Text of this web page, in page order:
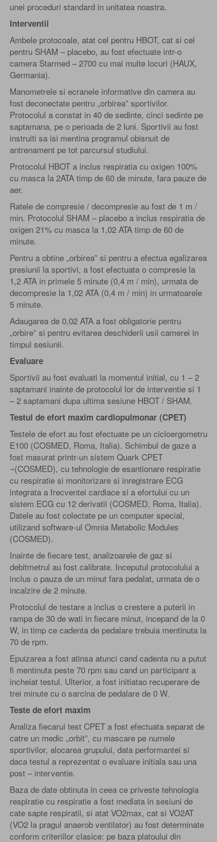
unei proceduri standard in unitatea noastra.
Interventii
Ambele protocoale, atat cel pentru HBOT, cat si cel
pentru SHAM – placebo, au fost efectuate intr-o
camera Starmed – 2700 cu mai multe locuri (HAUX,
Germania).
Manometrele si ecranele informative din camera au
fost deconectate pentru „orbirea” sportivilor.
Protocolul a constat in 40 de sedinte, cinci sedinte pe
saptamana, pe o perioada de 2 luni. Sportivii au fost
instruiti sa isi mentina programul obisnuit de
antrenament pe tot parcursul studiului.
Protocolul HBOT a inclus respiratia cu oxigen 100%
cu masca la 2ATA timp de 60 de minute, fara pauze de
aer.
Ratele de compresie / decompresie au fost de 1 m /
min. Protocolul SHAM – placebo a inclus respiratia de
oxigen 21% cu masca la 1,02 ATA timp de 60 de
minute.
Pentru a obtine „orbirea” si pentru a efectua egalizarea
presiunii la sportivi, a fost efectuata o compresie la
1,2 ATA in primele 5 minute (0,4 m / min), urmata de
decompresie la 1,02 ATA (0,4 m / min) in urmatoarele
5 minute.
Adaugarea de 0,02 ATA a fost obligatorie pentru
„orbire” si pentru evitarea deschiderii usii camerei in
timpul sesiunii.
Evaluare
Sportivii au fost evaluati la momentul initial, cu 1 – 2
saptamani inainte de protocolul lor de interventie si 1
– 2 saptamani dupa ultima sesiune HBOT / SHAM.
Testul de efort maxim cardiopulmonar (CPET)
Testele de efort au fost efectuate pe un cicloergometru
E100 (COSMED, Roma, Italia). Schimbul de gaze a
fost masurat printr-un sistem Quark CPET
¬(COSMED), cu tehnologie de esantionare respiratie
cu respiratie si monitorizare si inregistrare ECG
integrata a frecventei cardiace si a efortului cu un
sistem ECG cu 12 derivatii (COSMED, Roma, Italia).
Datele au fost colectate pe un computer special,
utilizand software-ul Omnia Metabolic Modules
(COSMED).
Inainte de fiecare test, analizoarele de gaz si
debitmetrul au fost calibrate. Inceputul protocolului a
inclus o pauza de un minut fara pedalat, urmata de o
incalzire de 2 minute.
Protocolul de testare a inclus o crestere a puterii in
rampa de 30 de wati in fiecare minut, incepand de la 0
W, in timp ce cadenta de pedalare trebuia mentinuta la
70 de rpm.
Epuizarea a fost atinsa atunci cand cadenta nu a putut
fi mentinuta peste 70 rpm sau cand un participant a
incheiat testul. Ulterior, a fost initiatao recuperare de
trei minute cu o sarcina de pedalare de 0 W.
Teste de efort maxim
Analiza fiecarui test CPET a fost efectuata separat de
catre un medic „orbit”, cu mascare pe numele
sportivilor, alocarea grupului, data performantei si
daca testul a reprezentat o evaluare initiala sau una
post – interventie.
Baza de date obtinuta in ceea ce priveste tehnologia
respiratie cu respiratie a fost mediata in sesiuni de
cate sapte respiratii, si atat VO2max, cat si VO2AT
(VO2 la pragul anaerob ventilator) au fost determinate
conform criteriilor clasice: pe baza platoului din